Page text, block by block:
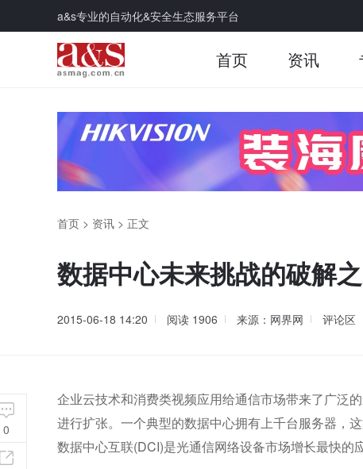
a&s专业的自动化&安全生态服务平台
首页 资讯
首页 > 资讯 > 正文
数据中心未来挑战的破解
2015-06-18 14:20 阅读 1906 来源：网界网 评论区
企业云技术和消费类视频应用给通信市场带来了广泛
进行扩张。一个典型的数据中心拥有上千台服务器，
数据中心互联(DCI)是光通信网络设备市场增长最快的应
0